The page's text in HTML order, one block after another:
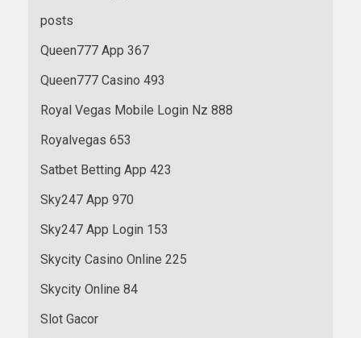
posts
Queen777 App 367
Queen777 Casino 493
Royal Vegas Mobile Login Nz 888
Royalvegas 653
Satbet Betting App 423
Sky247 App 970
Sky247 App Login 153
Skycity Casino Online 225
Skycity Online 84
Slot Gacor